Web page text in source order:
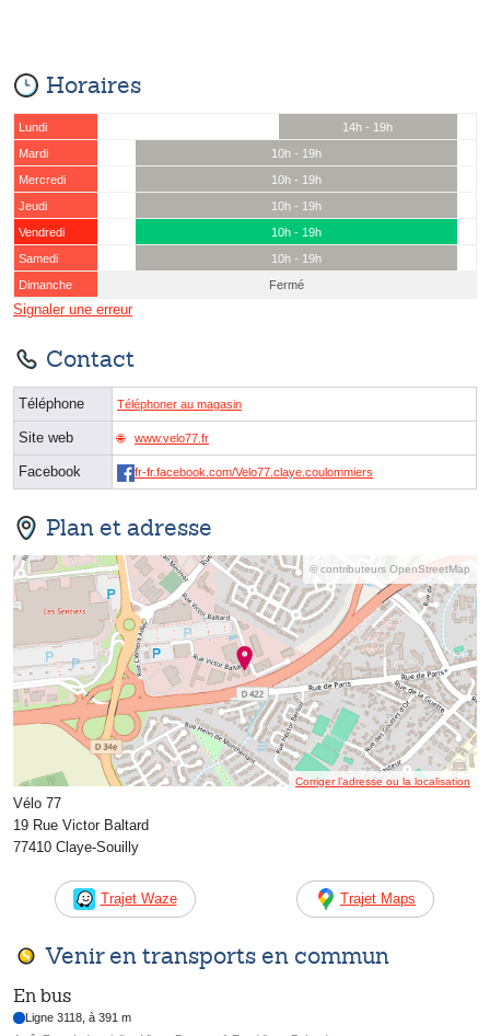
Horaires
Lundi
14h - 19h
Mardi
10h - 19h
Mercredi
10h - 19h
Jeudi
10h - 19h
Vendredi
10h - 19h
Samedi
10h - 19h
Dimanche
Fermé
Signaler une erreur
Contact
Téléphone Téléphoner au magasin
Site web www.velo77.fr
Facebook fr-fr.facebook.com/Velo77.claye.coulommiers
Plan et adresse
© contributeurs OpenStreetMap
Corriger l’adresse ou la localisation
Vélo 77
19 Rue Victor Baltard
77410 Claye-Souilly
Trajet Waze Trajet Maps
Venir en transports en commun
En bus
Ligne 3118, à 391 m